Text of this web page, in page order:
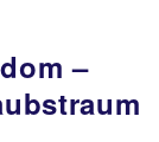
–